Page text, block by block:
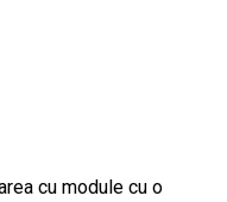
cu module cu o